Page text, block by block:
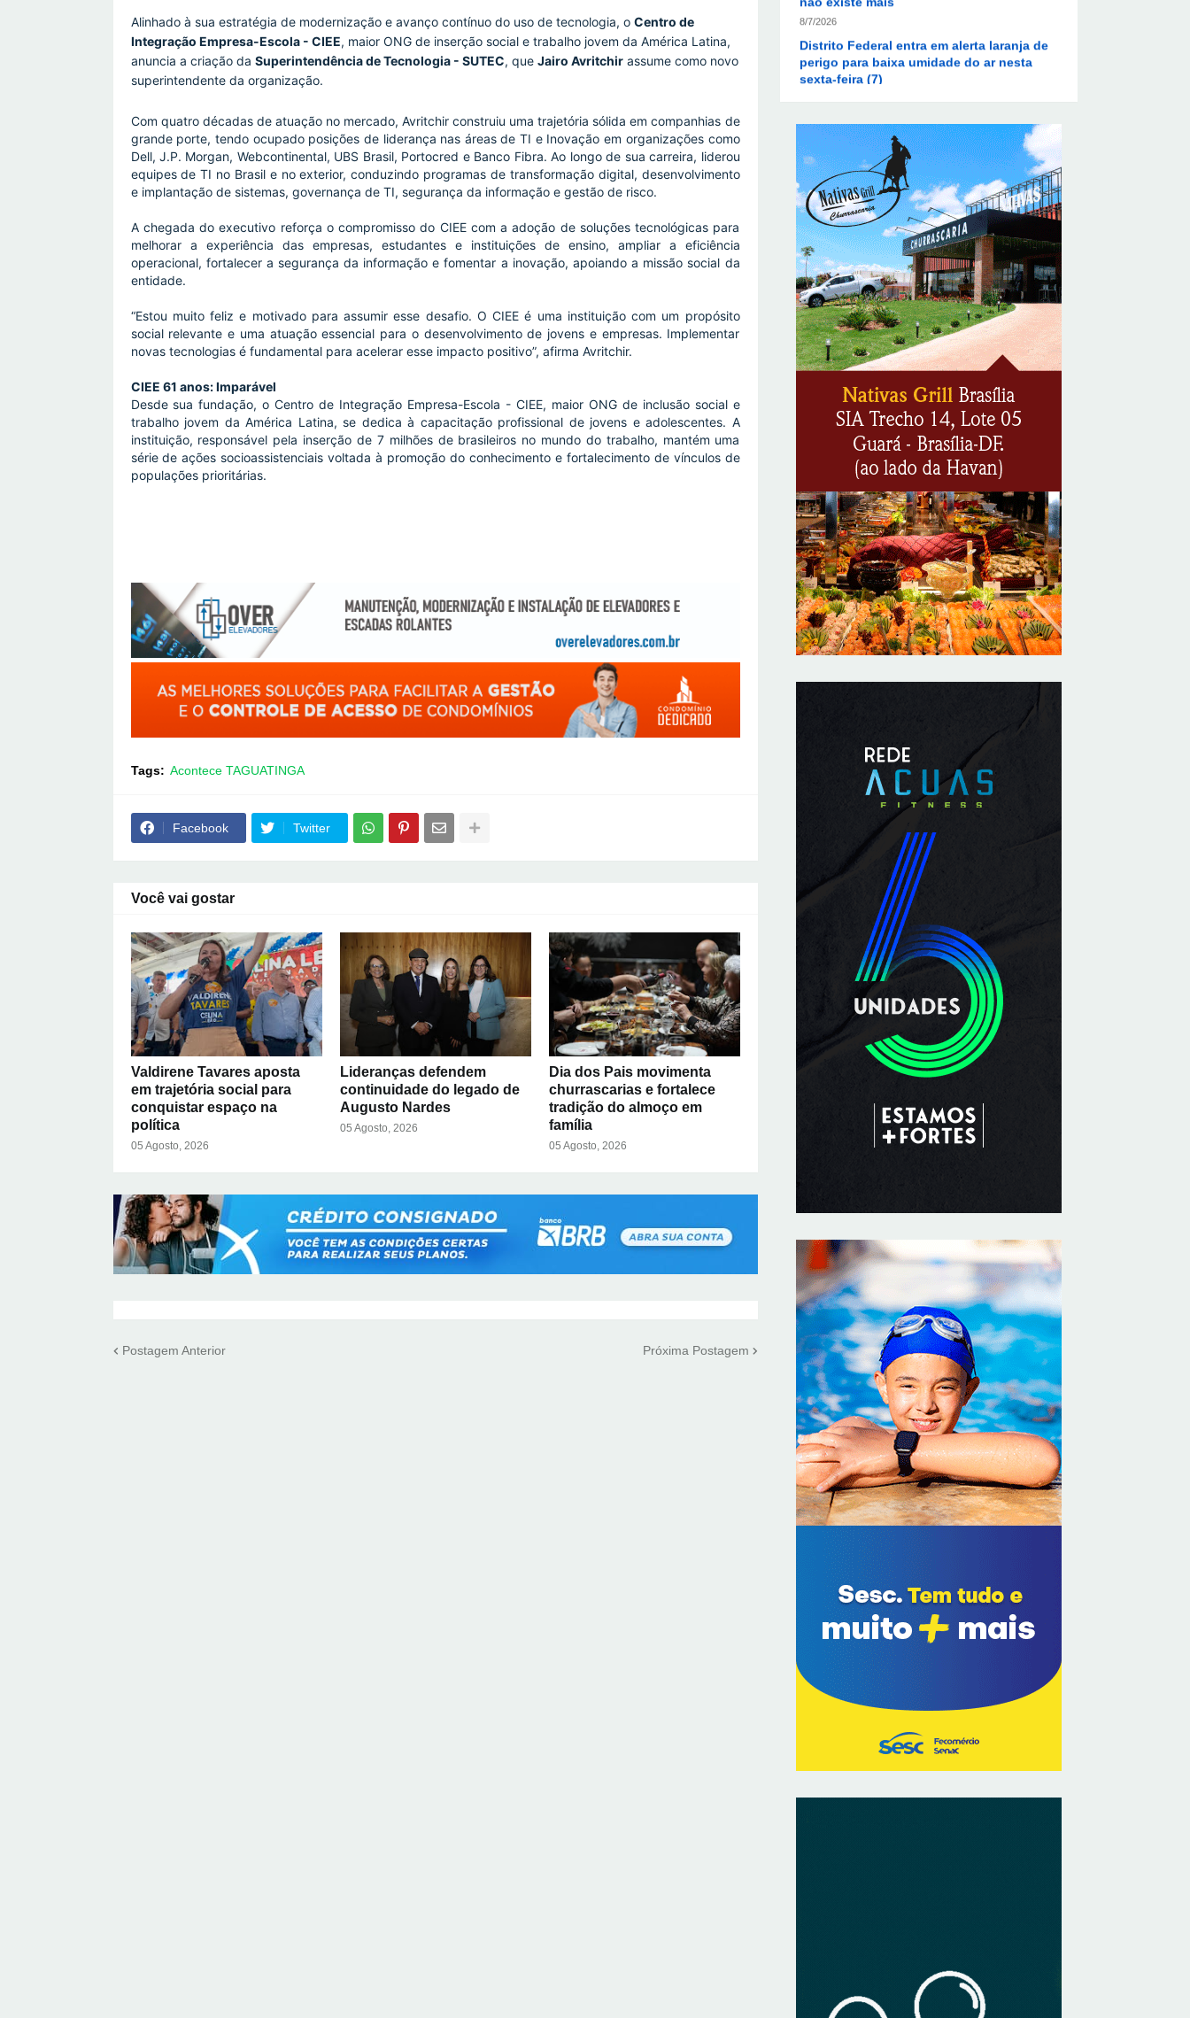
Alinhado à sua estratégia de modernização e avanço contínuo do uso de tecnologia, o Centro de
Integração Empresa-Escola - CIEE, maior ONG de inserção social e trabalho jovem da América Latina,
anuncia a criação da Superintendência de Tecnologia - SUTEC, que Jairo Avritchirassume como novo
superintendente da organização.
Com quatro décadas de atuação no mercado, Avritchir construiu uma trajetória sólida em companhias de
grande porte, tendo ocupado posições de liderança nas áreas de TI e Inovação em organizações como
Dell, J.P. Morgan, Webcontinental, UBS Brasil, Portocred e Banco Fibra. Ao longo de sua carreira, liderou
equipes de TI no Brasil e no exterior, conduzindo programas de transformação digital, desenvolvimento
e implantação de sistemas, governança de TI, segurança da informação e gestão de risco.
A chegada do executivo reforça o compromisso do CIEE com a adoção de soluções tecnológicas para
melhorar a experiência das empresas, estudantes e instituições de ensino, ampliar a eficiência
operacional, fortalecer a segurança da informação e fomentar a inovação, apoiando a missão social da
entidade.
“Estou muito feliz e motivado para assumir esse desafio. O CIEE é uma instituição com um propósito
social relevante e uma atuação essencial para o desenvolvimento de jovens e empresas. Implementar
novas tecnologias é fundamental para acelerar esse impacto positivo”, afirma Avritchir.
CIEE 61 anos: Imparável
Desde sua fundação, o Centro de Integração Empresa-Escola - CIEE, maior ONG de inclusão social e
trabalho jovem da América Latina, se dedica à capacitação profissional de jovens e adolescentes. A
instituição, responsável pela inserção de 7 milhões de brasileiros no mundo do trabalho, mantém uma
série de ações socioassistenciais voltada à promoção do conhecimento e fortalecimento de vínculos de
populações prioritárias.
Tags: Acontece TAGUATINGA
Facebook Twitter
Você vai gostar
Valdirene Tavares aposta
em trajetória social para
conquistar espaço na
política
05 Agosto, 2026
Lideranças defendem
continuidade do legado de
Augusto Nardes
05 Agosto, 2026
Dia dos Pais movimenta
churrascarias e fortalece
tradição do almoço em
família
05 Agosto, 2026
Postagem Anterior Próxima Postagem
Distrito Federal entra em alerta laranja de
perigo para baixa umidade do ar nesta
sexta-feira (7)
8/7/2026
Ampliada oferta de tratamento menos
8/7/2026
Sala de Concerto, da Rádio MEC, celebra
Radamés Gnattali nesta sexta
8/7/2026
Indígenas Pirahã vão ter acesso a
consultas e exames em expedição do SUS
no Amazonas
8/7/2026
Reposição de testosterona não é
obrigatória para mulheres
8/7/2026
Em convenção do Republicanos, Flávio
ABIMAQ promove workshop sobre contas
correntes em moeda estrangeira para
pessoas jurídicas
KRJ destaca conector KARP durante o 55º
Circuito Nacional do Setor Elétrico
8/7/2026
Flávio Bolsonaro declara apoio a Rodrigo
Valadares e Coronel Rocha na disputa
pelo Senado em Sergipe
8/7/2026
Opinião: Diplomas para um mundo que
não existe mais
perigo para baixa umidade do ar nesta
Ampliada oferta de tratamento menos
invasivo para obstruções nas artérias do
coração no Hospital de Base
Sala de Concerto, da Rádio MEC, celebra
Radamés Gnattali nesta sexta
8/7/2026
Indígenas Pirahã vão ter acesso a
consultas e exames em expedição do SUS
no Amazonas
Reposição de testosterona não é
obrigatória para mulheres